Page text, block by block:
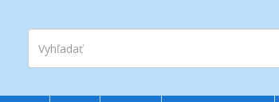
Vyhľadať